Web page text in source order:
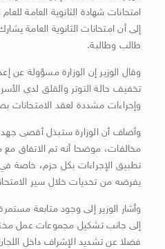
طالب وطالبة.
وقال الوزير إن الوزارة مسؤولة عن
تخفيف حالة التوتر والقلق لدى
وإجراءات مشددة لعقد الامتحانات
وأضاف أن الوزارة ستبذل أقصى
مخالفات، موضحا أنه تم الاتفاق مع
تطبيق الإجراءات بكل حزم، خاصة
يفرضه من تحديات خلال سير
وأشار الوزير إلى وجود متابعة
إلى جانب تشكيل مجموعات عمل
فضلا عن تشديد الإشراف داخل